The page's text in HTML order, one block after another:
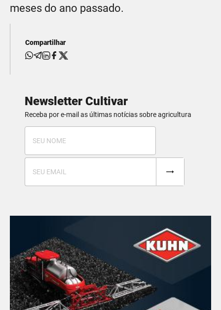
meses do ano passado.
Compartilhar
Newsletter Cultivar
Receba por e-mail as últimas notícias sobre agricultura